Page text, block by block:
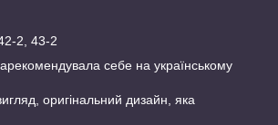
2, 43-2
себе на українському
оригінальний дизайн, яка